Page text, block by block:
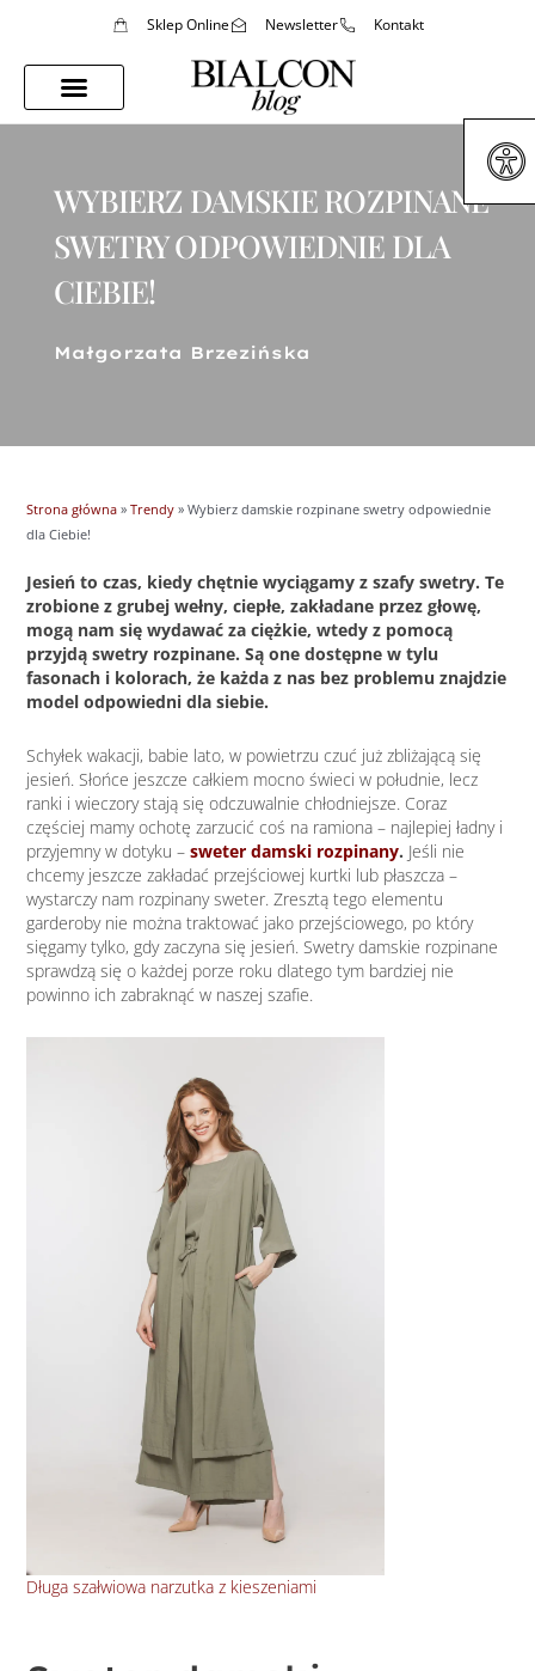
Sklep Online Newsletter Kontakt
WYBIERZ DAMSKIE ROZPINANE
SWETRY ODPOWIEDNIE DLA
CIEBIE!
Małgorzata Brzezińska
Strona główna »Trendy »Wybierz damskie rozpinane swetry odpowiednie
dla Ciebie!
Jesień to czas, kiedy chętnie wyciągamy z szafy swetry. Te
zrobione z grubej wełny, ciepłe, zakładane przez głowę,
mogą nam się wydawać za ciężkie, wtedy z pomocą
przyjdą swetry rozpinane. Są one dostępne w tylu
fasonach i kolorach, że każda z nas bez problemu znajdzie
model odpowiedni dla siebie.
Schyłek wakacji, babie lato, w powietrzu czuć już zbliżającą się
jesień. Słońce jeszcze całkiem mocno świeci w południe, lecz
ranki i wieczory stają się odczuwalnie chłodniejsze. Coraz
częściej mamy ochotę zarzucić coś na ramiona – najlepiej ładny i
przyjemny w dotyku –sweter damski rozpinany. Jeśli nie
chcemy jeszcze zakładać przejściowej kurtki lub płaszcza –
wystarczy nam rozpinany sweter. Zresztą tego elementu
garderoby nie można traktować jako przejściowego, po który
sięgamy tylko, gdy zaczyna się jesień. Swetry damskie rozpinane
sprawdzą się o każdej porze roku dlatego tym bardziej nie
powinno ich zabraknąć w naszej szafie.
Długa szałwiowa narzutka z kieszeniami